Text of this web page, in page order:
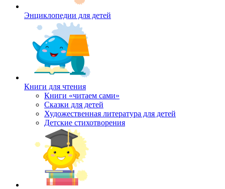
Энциклопедии для детей
Книги для чтения
Книги «читаем сами»
Сказки для детей
Художественная литература для детей
Детские стихотворения